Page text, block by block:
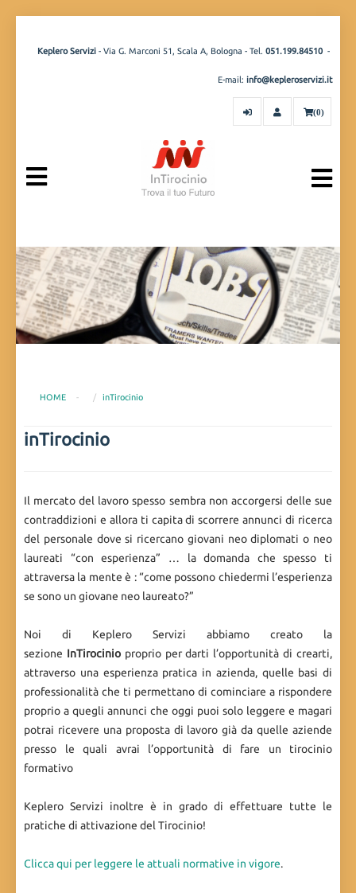
Keplero Servizi - Via G. Marconi 51, Scala A, Bologna - Tel. 051.199.84510 -
E-mail: info@kepleroservizi.it
(0)
HOME - inTirocinio
inTirocinio
Il mercato del lavoro spesso sembra non accorgersi delle sue
contraddizioni e allora ti capita di scorrere annunci di ricerca
del personale dove si ricercano giovani neo diplomati o neo
laureati “con esperienza” … la domanda che spesso ti
attraversa la mente è : “come possono chiedermi l’esperienza
se sono un giovane neo laureato?”
Noi di Keplero Servizi abbiamo creato la
sezione InTirocinioproprio per darti l’opportunità di crearti,
attraverso una esperienza pratica in azienda, quelle basi di
professionalità che ti permettano di cominciare a rispondere
proprio a quegli annunci che oggi puoi solo leggere e magari
potrai ricevere una proposta di lavoro già da quelle aziende
presso le quali avrai l’opportunità di fare un tirocinio
formativo
Keplero Servizi inoltre è in grado di effettuare tutte le
pratiche di attivazione del Tirocinio!
Clicca qui per leggere le attuali normative in vigore.